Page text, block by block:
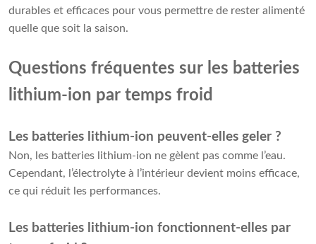
durables et efficaces pour vous permettre de rester alimenté
quelle que soit la saison.
Questions fréquentes sur les batteries
lithium-ion par temps froid
Les batteries lithium-ion peuvent-elles geler ?
Non, les batteries lithium-ion ne gèlent pas comme l’eau.
Cependant, l’électrolyte à l’intérieur devient moins efficace,
ce qui réduit les performances.
Les batteries lithium-ion fonctionnent-elles par